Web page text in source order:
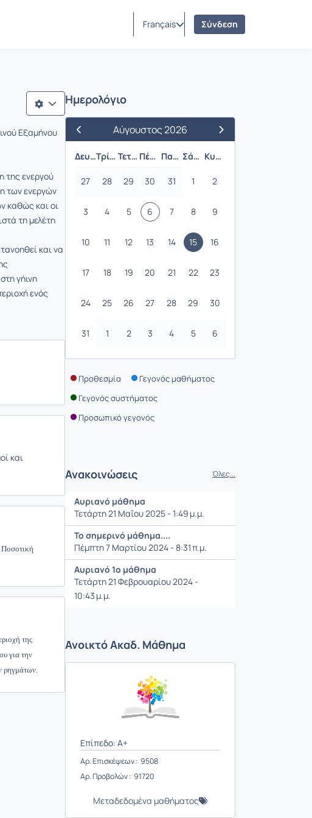
Français Σύνδεση
Εξαμήνου
της ενεργού
των ενεργών
καθώς και οι
τη μελέτη
και να
γήινη
ενός
και
της
για την
ρηγμάτων.
Ημερολόγιο
Προηγούμενος Μήνας
Αύγουστος 2026
Επόμενος Μήνας
Δευτέρα
Τρίτη Τετάρτη Πέμπτη Παρασκευή Σάββατο Κυριακή
27 28 29 30 31 1 2
3 4 5 6 7 8 9
10 11 12 13 14 15 16
17 18 19 20 21 22 23
24 25 26 27 28 29 30
31 1 2 3 4 5 6
Προθεσμία
Γεγονός μαθήματος
Γεγονός συστήματος
Προσωπικό γεγονός
Ανακοινώσεις Όλες...
Αυριανό μάθημα
Τετάρτη 21 Μαΐου 2025 - 1:49 μ.μ.
Το σημερινό μάθημα....
Πέμπτη 7 Μαρτίου 2024 - 8:31 π.μ.
Αυριανό 1ο μάθημα
Τετάρτη 21 Φεβρουαρίου 2024 -
10:43 μ.μ.
Ανοικτό Ακαδ. Μάθημα
Επίπεδο: A+
Αρ. Επισκέψεων : 9508
Αρ. Προβολών : 91720
Μεταδεδομένα μαθήματος